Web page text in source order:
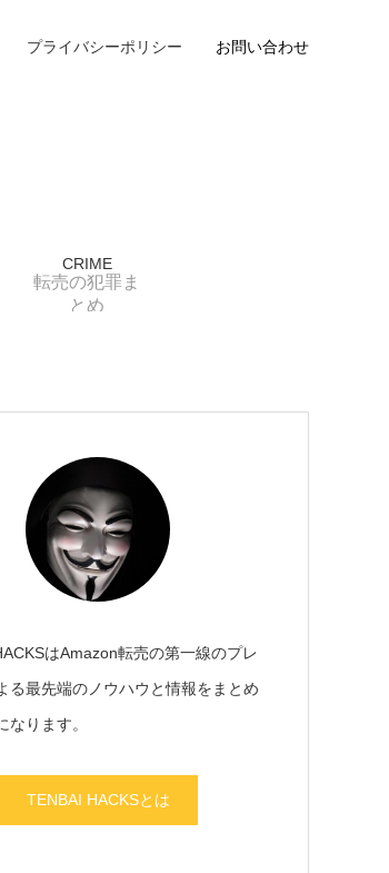
CRIME
転売の犯罪ま
とめ
プライバシーポリシー お問い合わせ
はAmazon転売の第一線のプレ
る最先端のノウハウと情報をまとめ
なります。
TENBAI HACKSとは